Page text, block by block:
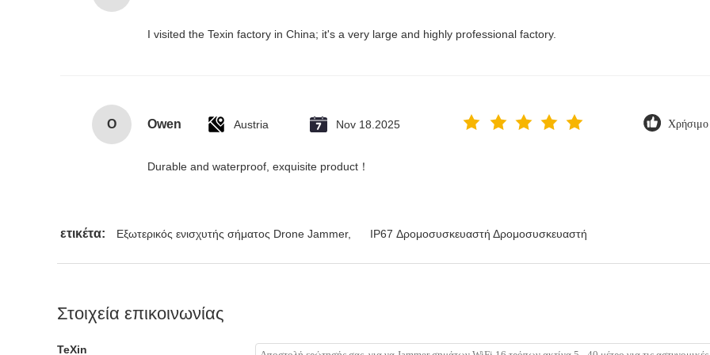
I visited the Texin factory in China; it's a very large and highly professional factory.
O Owen Austria Nov 18.2025
Durable and waterproof, exquisite product！
ετικέτα: Εξωτερικός ενισχυτής σήματος Drone Jammer, IP67 Δρομοσυσκευαστή Δρομοσυσκευαστή
Στοιχεία επικοινωνίας
TeXin